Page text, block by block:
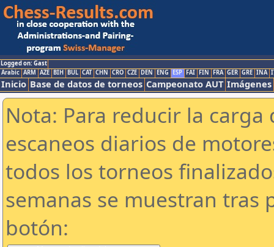
Logged on: Gast
Arabic ARM AZE BIH BUL CAT CHN CRO CZE DEN ENG ESP FAI FIN FRA GER GRE INA
Inicio Base de datos de torneos Campeonato AUT Imágenes
Nota: Para reducir la
escaneos diarios de
todos los torneos
semanas se muestran tras
botón: